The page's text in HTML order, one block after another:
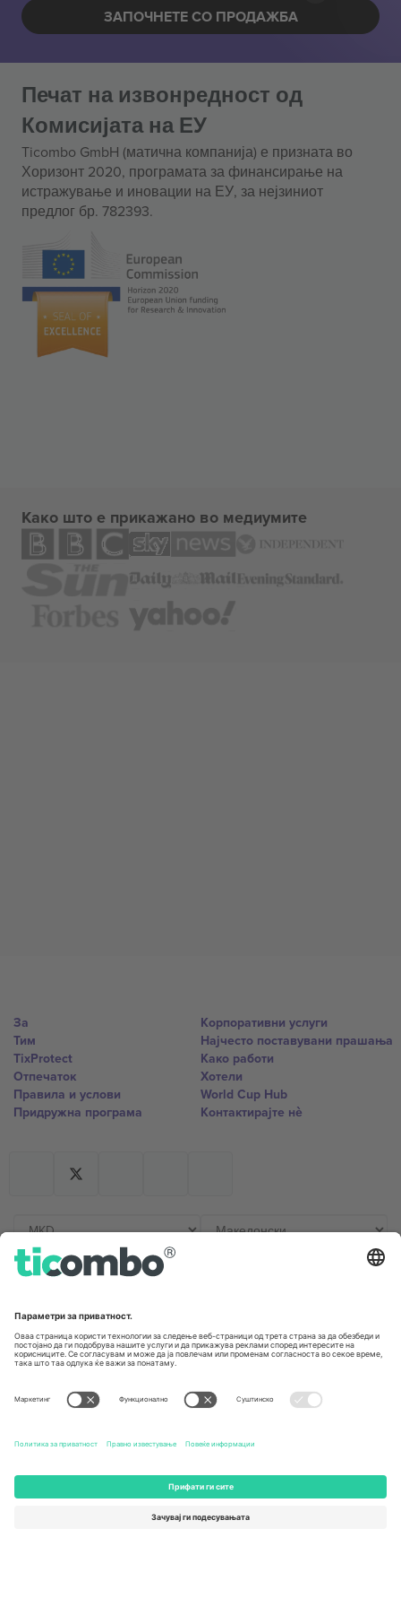
ЗАПОЧНЕТЕ СО ПРОДАЖБА
Печат на извонредност од
Комисијата на ЕУ
Ticombo GmbH (матична компанија) е призната во
Хоризонт 2020, програмата за финансирање на
истражување и иновации на ЕУ, за нејзиниот
предлог бр. 782393.
Како што е прикажано во медиумите
За
Тим
TixProtect
Отпечаток
Правила и услови
Придружна програма
Корпоративни услуги
Најчесто поставувани прашања
Како работи
Хотели
World Cup Hub
Контактирајте нѐ
Germany
Unter den Linden 24, 10117
United Kingdom
167 City Road, London, Greater
Kingdom
Newark, Delaware 19713, United
States
Engelberg, Switzerland